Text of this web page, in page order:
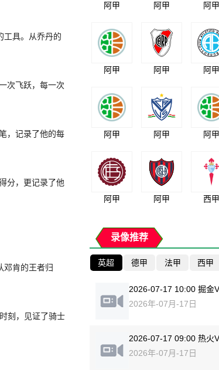
工具。从乔丹的
次飞跃，每一次
，记录了他的每
分，更记录了他
邓肯的王者归
刻，见证了骑士
阿甲 阿甲 阿甲
阿甲 阿甲 阿甲
阿甲 阿甲 阿甲
阿甲 阿甲 西甲
录像推荐
英超 德甲 法甲 西甲
2026-07-17 10:00 掘金
2026年-07月-17日
2026-07-17 09:00 热火
2026年-07月-17日